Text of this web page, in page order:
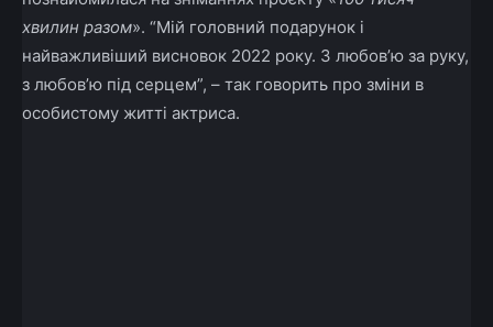
хвилин разом». “Мій головний подарунок і
найважливіший висновок 2022 року. З любов’ю за руку,
з любов’ю під серцем”, – так говорить про зміни в
особистому житті актриса.